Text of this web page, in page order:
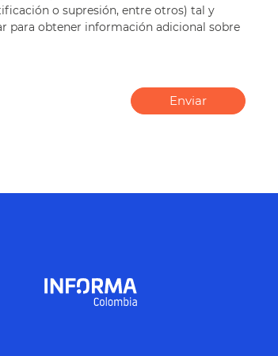
o supresión, entre otros) tal y
para obtener información adicional sobre
Enviar